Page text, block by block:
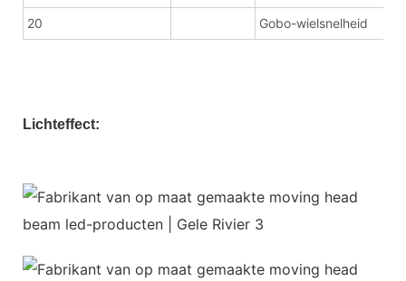
20 Gobo-wielsnelheid
Lichteffect: